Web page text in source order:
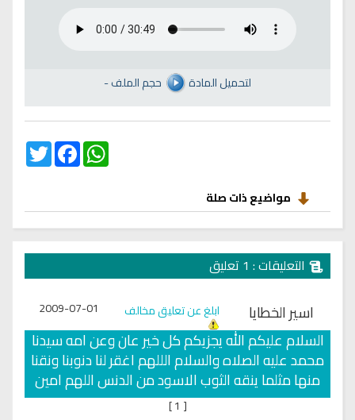
- لتحميل المادة حجم الملف
Twitter
FacebookWhatsApp
مواضيع ذات صلة
التعليقات : 1 تعليق
اسير الخطايا ابلغ عن تعليق مخالف 2009-07-01
السلام عليكم الله يجزيكم كل خير عان وعن امه سيدنا
محمد عليه الصلاه والسلام الللهم اغقر لنا دنوبنا ونقنا
منها مثلما ينقه الثوب الاسود من الدنس اللهم امين
[
]